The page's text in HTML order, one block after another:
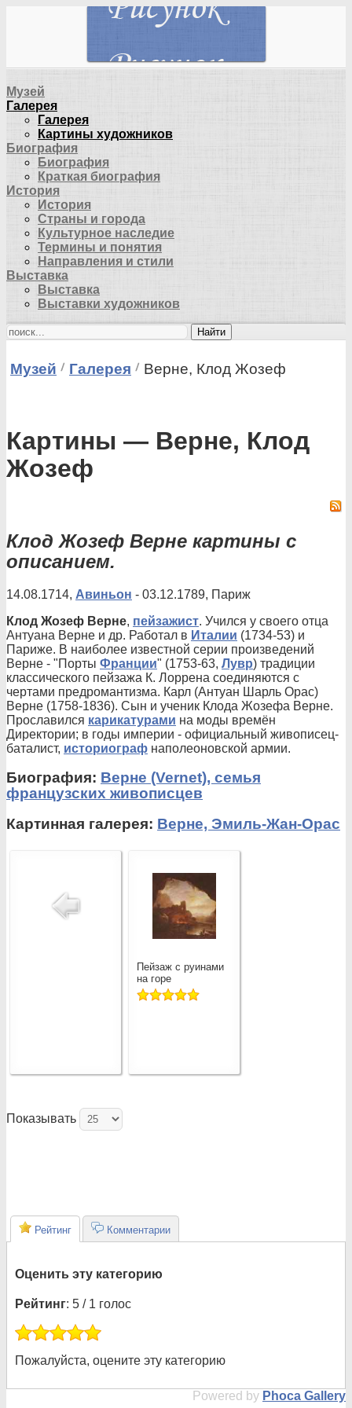
Музей
Галерея
Галерея
Картины художников
Биография
Биография
Краткая биография
История
История
Страны и города
Культурное наследие
Термины и понятия
Направления и стили
Выставка
Выставка
Выставки художников
Найти
Музей Галерея Верне, Клод Жозеф
Картины — Верне, Клод
Жозеф
Клод Жозеф Верне картины с
описанием.
14.08.1714, Авиньон - 03.12.1789, Париж
Клод Жозеф Верне, пейзажист. Учился у своего отца
Антуана Верне и др. Работал в Италии (1734-53) и
Париже. В наиболее известной серии произведений
Верне - "Порты Франции" (1753-63, Лувр) традиции
классического пейзажа К. Лоррена соединяются с
чертами предромантизма. Карл (Антуан Шарль Орас)
Верне (1758-1836). Сын и ученик Клода Жозефа Верне.
Прославился карикатурами на моды времён
Директории; в годы империи - официальный живописец-
баталист, историограф наполеоновской армии.
Биография: Верне (Vernet), семья
французских живописцев
Картинная галерея: Верне, Эмиль-Жан-Орас
Пейзаж с руинами
на горе
Показывать
Рейтинг Комментарии
Оценить эту категорию
Рейтинг: 5 / 1 голос
Пожалуйста, оцените эту категорию
Powered by Phoca Gallery